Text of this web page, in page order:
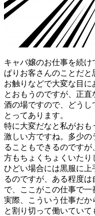
キャバ嬢のお仕事を続
ぱりお客さんのことだ
お触りなどで大変な目
とおもうのですが、正
酒の場ですので、どうし
とってあります。
特に大変だなと私がおも
激しい方ですね。多少
ることもできるのです
方もちょくちょくいたり
ひどい場合には黒服に
るのですが、ある程度
で、ここがこの仕事で一
実際、こういう仕事だ
と割り切って働いてい